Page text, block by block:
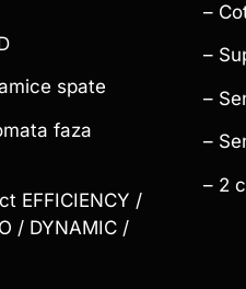
spate
faza
EFFICIENCY /
/ DYNAMIC /
–
–
–
–
– 2